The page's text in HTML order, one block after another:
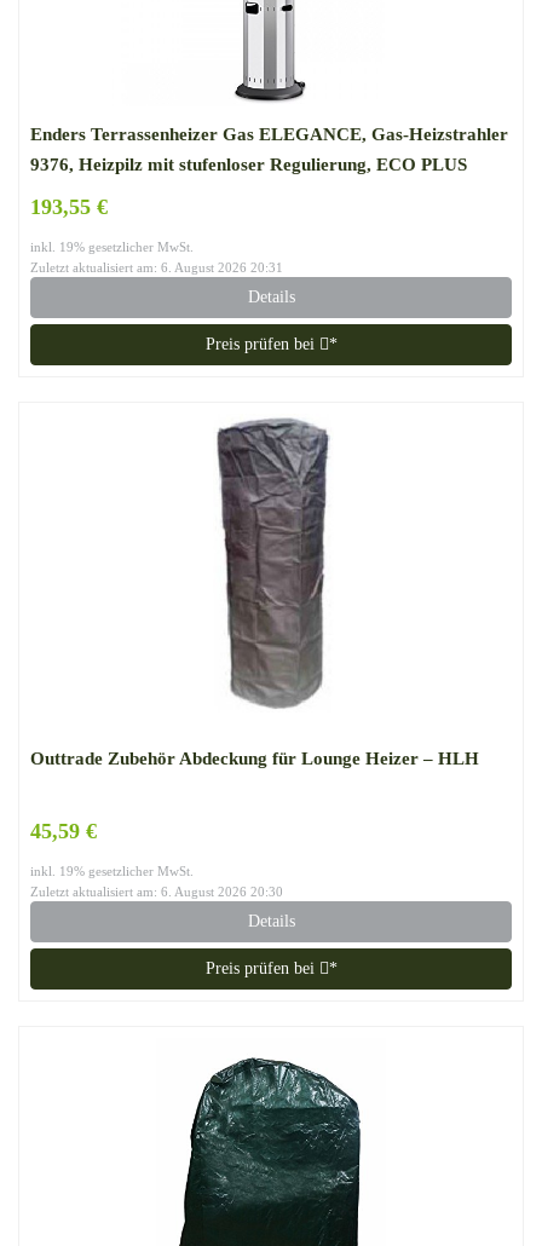
Enders Terrassenheizer Gas ELEGANCE, Gas-Heizstrahler
9376, Heizpilz mit stufenloser Regulierung, ECO PLUS
193,55 €
inkl. 19% gesetzlicher MwSt.
Zuletzt aktualisiert am: 6. August 2026 20:31
Details
Preis prüfen bei *
Outtrade Zubehör Abdeckung für Lounge Heizer – HLH
45,59 €
inkl. 19% gesetzlicher MwSt.
Zuletzt aktualisiert am: 6. August 2026 20:30
Details
Preis prüfen bei *